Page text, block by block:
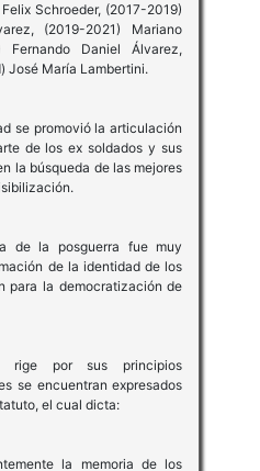
Schroeder, (2017-2019)
(2019-2021) Mariano
Fernando Daniel Álvarez,
José María Lambertini.
se promovió la articulación
de los ex soldados y sus
la búsqueda de las mejores
de la posguerra fue muy
de la identidad de los
para la democratización de
por sus principios
se encuentran expresados
el cual dicta:
la memoria de los